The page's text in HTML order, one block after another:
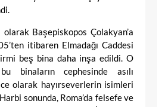
olarak Başepiskopos Çolakyan’a
itibaren Elmadağı Caddesi
beş bina daha inşa edildi. O
binaların cephesinde asılı
olarak hayırseverlerin isimleri
sonunda, Roma’da felsefe ve